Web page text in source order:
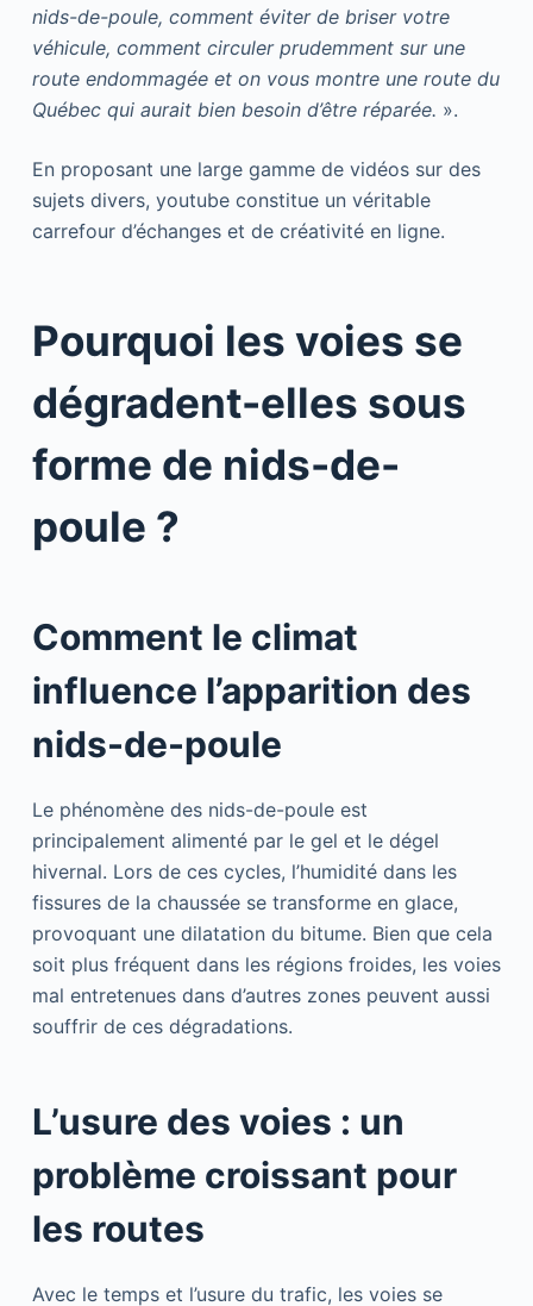
nids-de-poule, comment éviter de briser votre
véhicule, comment circuler prudemment sur une
route endommagée et on vous montre une route du
Québec qui aurait bien besoin d’être réparée. ».
En proposant une large gamme de vidéos sur des
sujets divers, youtube constitue un véritable
carrefour d’échanges et de créativité en ligne.
Pourquoi les voies se
dégradent-elles sous
forme de nids-de-
poule ?
Comment le climat
influence l’apparition des
nids-de-poule
Le phénomène des nids-de-poule est
principalement alimenté par le gel et le dégel
hivernal. Lors de ces cycles, l’humidité dans les
fissures de la chaussée se transforme en glace,
provoquant une dilatation du bitume. Bien que cela
soit plus fréquent dans les régions froides, les voies
mal entretenues dans d’autres zones peuvent aussi
souffrir de ces dégradations.
L’usure des voies : un
problème croissant pour
les routes
Avec le temps et l’usure du trafic, les voies se